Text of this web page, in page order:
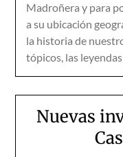
Madroñera y para
a su ubicación
la historia de
tópicos, las
Nuevas